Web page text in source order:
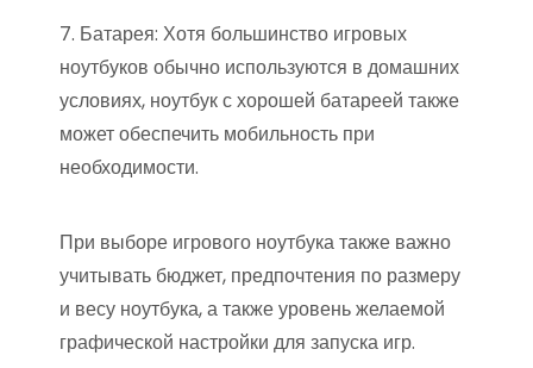
7. Батарея: Хотя большинство игровых
ноутбуков обычно используются в домашних
условиях, ноутбук с хорошей батареей также
может обеспечить мобильность при
необходимости.
При выборе игрового ноутбука также важно
учитывать бюджет, предпочтения по размеру
и весу ноутбука, а также уровень желаемой
графической настройки для запуска игр.